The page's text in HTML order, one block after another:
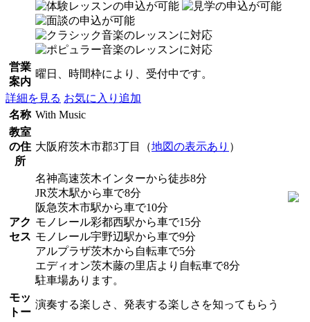
営業
案内
曜日、時間枠により、受付中です。
詳細を見る お気に入り追加
名称 With Music
教室
の住
所
大阪府茨木市郡3丁目（地図の表示あり ）
アク
セス
名神高速茨木インターから徒歩8分
JR茨木駅から車で8分
阪急茨木市駅から車で10分
モノレール彩都西駅から車で15分
モノレール宇野辺駅から車で9分
アルプラザ茨木から自転車で5分
エディオン茨木藤の里店より自転車で8分
駐車場あります。
モッ
トー
演奏する楽しさ、発表する楽しさを知ってもらう